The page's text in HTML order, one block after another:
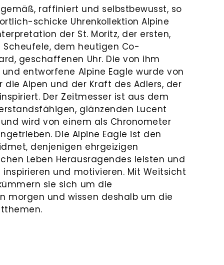
raffiniert und selbstbewusst, so
schicke Uhrenkollektion Alpine
der St. Moritz, der ersten,
Scheufele, dem heutigen Co-
geschaffenen Uhr. Die von ihm
entworfene Alpine Eagle wurde von
Alpen und der Kraft des Adlers, der
Der Zeitmesser ist aus dem
glänzenden Lucent
wird von einem als Chronometer
Die Alpine Eagle ist den
denjenigen ehrgeizigen
Leben Herausragendes leisten und
und motivieren. Mit Weitsicht
sie sich um die
morgen und wissen deshalb um die